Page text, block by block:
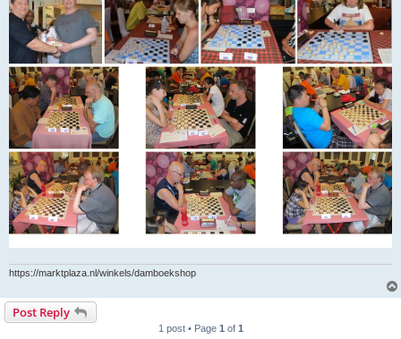
https://marktplaza.nl/winkels/damboekshop
Post Reply
1 post • Page 1 of 1